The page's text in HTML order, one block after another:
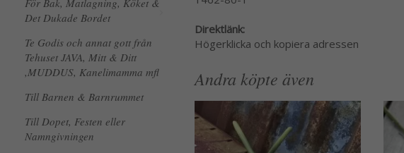
För Bak, Matlagning, Köket &
Det Dukade Bordet
Te Godis och annat gott från
Tehuset JAVA, Mitt & Ditt
,MUDDUS, Kanelimamma mfl
Till Barnen & Barnrummet
Till Dopet, Festen eller
Namngivningen
Direktlänk:
Högerklicka och kopiera adressen
Andra köpte även